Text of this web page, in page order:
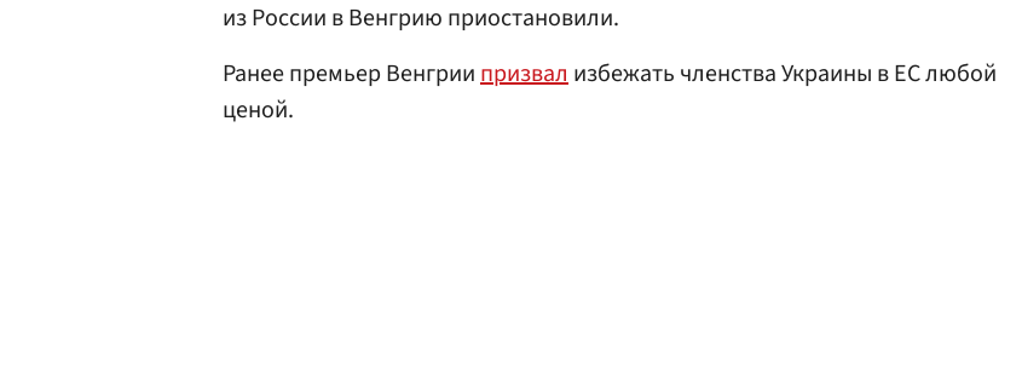
из России в Венгрию приостановили.
Ранее премьер Венгриипризвализбежать членства Украины в ЕС любой
ценой.